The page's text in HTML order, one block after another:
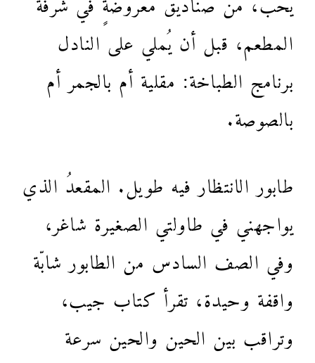
المطعم، قبل أن يُملي على النادل
برنامج الطباخة: مقلية أم بالجمر أم
بالصوصة.
طابور الانتظار فيه طويل. المقعدُ الذي
يواجهني في طاولتي الصغيرة شاغر،
وفي الصف السادس من الطابور شابّة
واقفة وحيدة، تقرأ كتاب جيب،
وتراقب بين الحين والحين سرعة